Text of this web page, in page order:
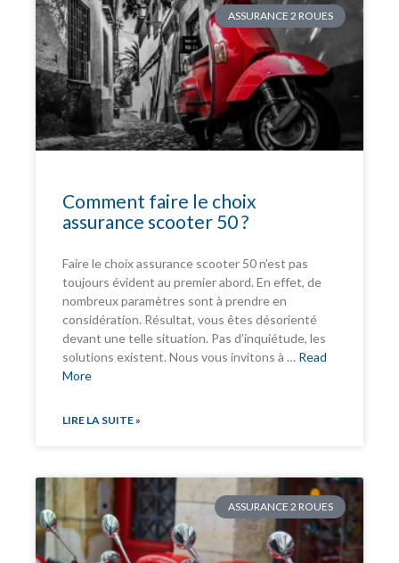
ASSURANCE 2 ROUES
Comment faire le choix
assurance scooter 50 ?
Faire le choix assurance scooter 50 n’est pas
toujours évident au premier abord. En effet, de
nombreux paramètres sont à prendre en
considération. Résultat, vous êtes désorienté
devant une telle situation. Pas d’inquiétude, les
solutions existent. Nous vous invitons à … Read
More
LIRE LA SUITE »
ASSURANCE 2 ROUES